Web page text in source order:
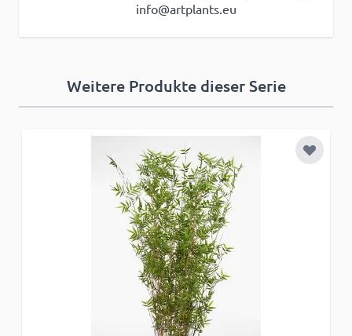
info@artplants.eu
Weitere Produkte dieser Serie
Zur